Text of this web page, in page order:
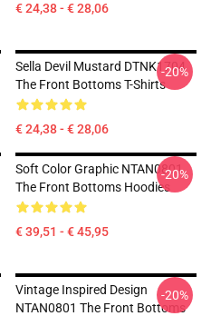
€ 24,38 - € 28,06
Sella Devil Mustard DTNK1704
The Front Bottoms T-Shirts
€ 24,38 - € 28,06
-20%
Soft Color Graphic NTAN0801
The Front Bottoms Hoodies
€ 39,51 - € 45,95
-20%
Vintage Inspired Design
NTAN0801 The Front Bottoms
-20%